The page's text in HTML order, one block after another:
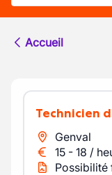
Accueil
Technicien
Genval
15 - 18 /
Possibilité